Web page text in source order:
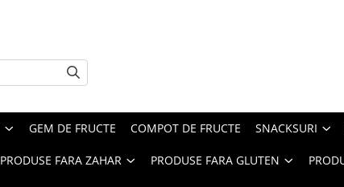
GEM DE FRUCTE COMPOT DE FRUCTE SNACKSURI
PRODUSE FARA ZAHAR PRODUSE FARA GLUTEN